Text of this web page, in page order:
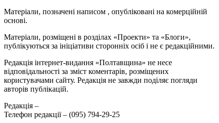
Матеріали, позначені написом , опубліковані на комерційній
основі.
Матеріали, розміщені в розділах «Проекти» та «Блоги»,
публікуються за ініціативи сторонніх осіб і не є редакційними.
Редакція інтернет-видання «Полтавщина» не несе
відповідальності за зміст коментарів, розміщених
користувачами сайту. Редакція не завжди поділяє погляди
авторів публікацій.
Редакція –
Телефон редакції – (095) 794-29-25